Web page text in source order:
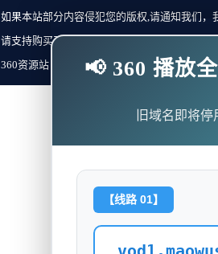
如果本站部分内容侵犯您的版权,请通知我们
请支持购买正版！反馈邮箱：
360资源站 Copyright ©2018-2023 All Rights
📢 360 播放
旧域名即将
【线路 01】